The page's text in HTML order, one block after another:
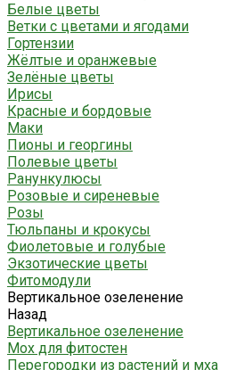
Белые цветы
Ветки с цветами и ягодами
Гортензии
Жёлтые и оранжевые
Зелёные цветы
Ирисы
Красные и бордовые
Маки
Пионы и георгины
Полевые цветы
Ранункулюсы
Розовые и сиреневые
Розы
Тюльпаны и крокусы
Фиолетовые и голубые
Экзотические цветы
Фитомодули
Вертикальное озеленение
Назад
Вертикальное озеленение
Мох для фитостен
Перегородки из растений и мха